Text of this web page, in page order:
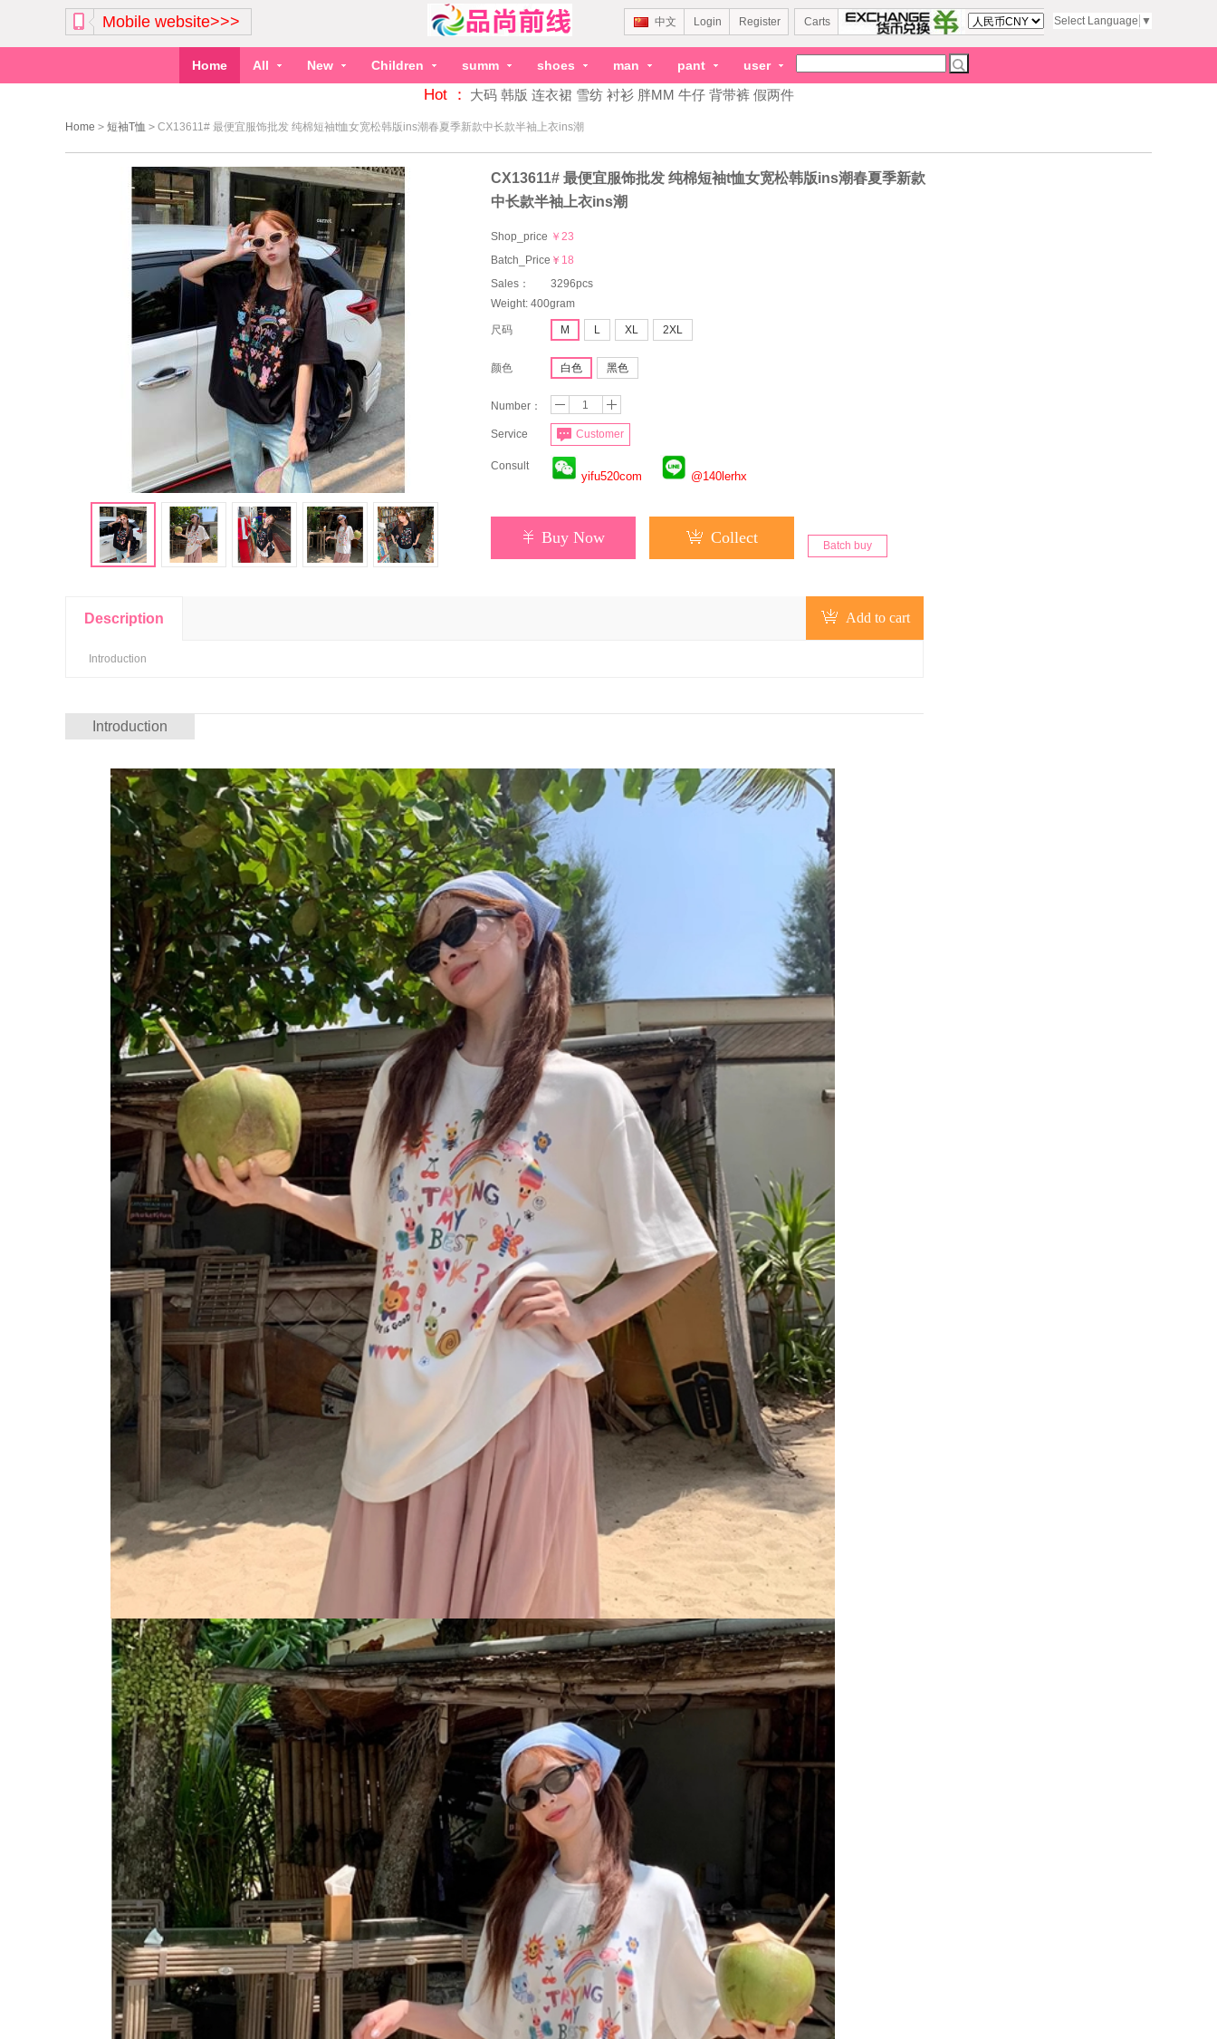
Mobile website>>> Select Language ▼
Carts
中文 Login Register
Home All New Children summ shoes man pant user
Hot ： 大码 韩版 连衣裙 雪纺 衬衫 胖MM 牛仔 背带裤 假两件
Home > 短袖T恤 > CX13611# 最便宜服饰批发 纯棉短袖t恤女宽松韩版ins潮春夏季新款中长款半袖上衣ins潮
CX13611# 最便宜服饰批发 纯棉短袖t恤女宽松韩版ins潮春夏季新款
中长款半袖上衣ins潮
Shop_price ￥23
Batch_Price：￥18
Sales：
3296pcs
Weight: 400gram
尺码 M L XL 2XL
颜色 白色 黑色
Number：
Service Customer
Consult
yifu520com @140lerhx
Buy Now Collect Batch buy
Description Add to cart
Introduction
Introduction